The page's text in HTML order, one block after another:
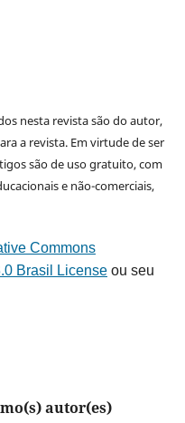
nesta revista são do autor,
a revista. Em virtude de ser
são de uso gratuito, com
e não-comerciais,
Commons
Brasil Licenseou seu
autor(es)